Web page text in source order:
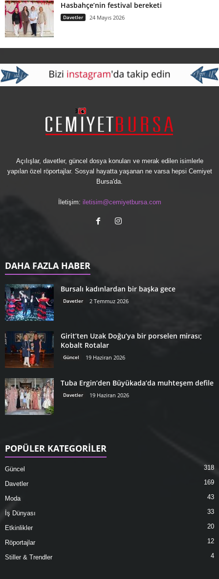
Hasbahçe’nin festival bereketi
Davetler 24 Mayıs 2026
Açılışlar, davetler, güncel dosya konuları ve merak edilen isimlerle
yapılan özel röportajlar. Sosyal hayatta yaşanan ne varsa hepsi Cemiyet
Bursa'da.
İletişim: iletisim@cemiyetbursa.com
DAHA FAZLA HABER
Bursalı kadınlardan bir başka gece
Davetler 2 Temmuz 2026
Girit’ten Uzak Doğu’ya bir porselen mirası;
Kobalt Rotalar
Güncel 19 Haziran 2026
Tuba Ergin’den Büyükada’da muhteşem defile
Davetler 19 Haziran 2026
POPÜLER KATEGORİLER
Güncel 318
Davetler 169
Moda 43
İş Dünyası 33
Etkinlikler 20
Röportajlar 12
Stiller & Trendler 4